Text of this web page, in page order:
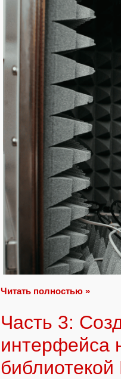
Читать полностью »
Часть 3:
интерфейса
библиотекой